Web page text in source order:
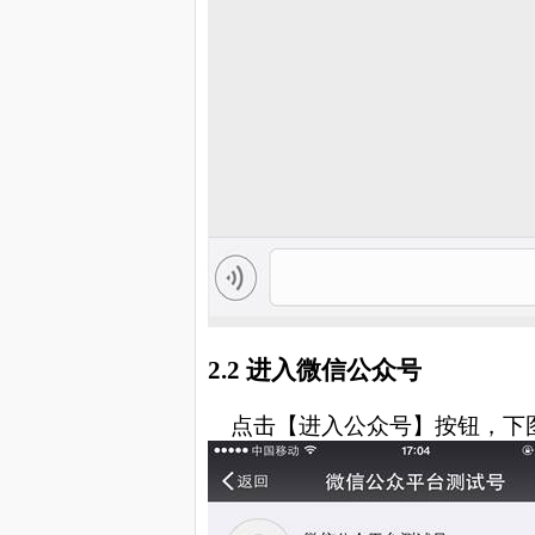
2.2 进入微信公众号
点击【进入公众号】按钮，下